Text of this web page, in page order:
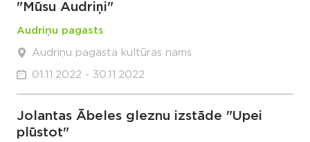
"Mūsu Audriņi"
Audriņu pagasts
Audriņu pagasta kultūras nams
01.11.2022 - 30.11.2022
Jolantas Ābeles gleznu izstāde "Upei
plūstot"